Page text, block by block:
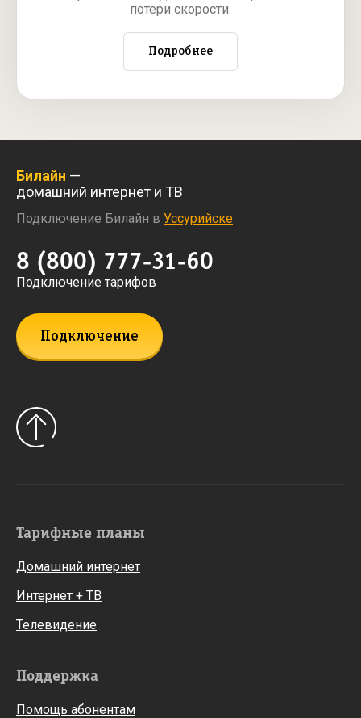
потери скорости.
Подробнее
Билайн —
домашний интернет и ТВ
Подключение Билайн в Уссурийске
8 (800) 777-31-60
Подключение тарифов
Подключение
Тарифные планы
Домашний интернет
Интернет + ТВ
Телевидение
Поддержка
Помощь абонентам